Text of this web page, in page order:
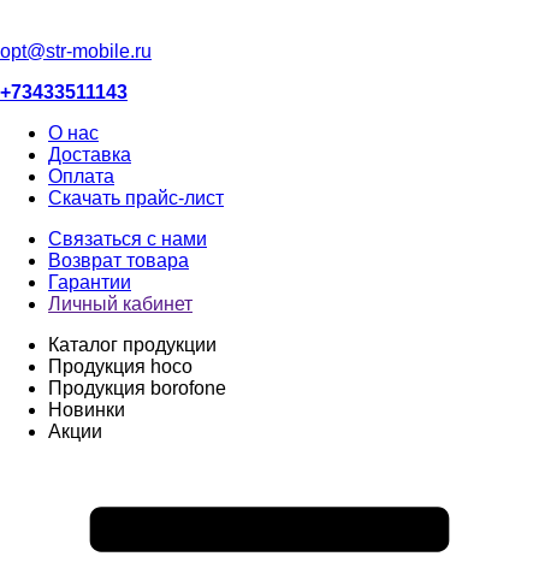
opt@str-mobile.ru
+73433511143
О нас
Доставка
Оплата
Скачать прайс-лист
Связаться с нами
Возврат товара
Гарантии
Личный кабинет
Каталог продукции
Продукция hoco
Продукция borofone
Новинки
Акции